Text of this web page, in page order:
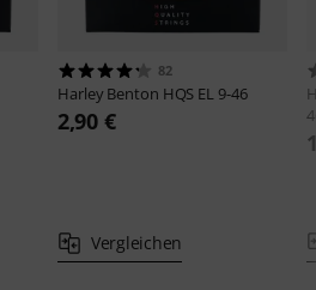
82
Harley Benton HQS EL 9-46
2,90 €
Vergleichen